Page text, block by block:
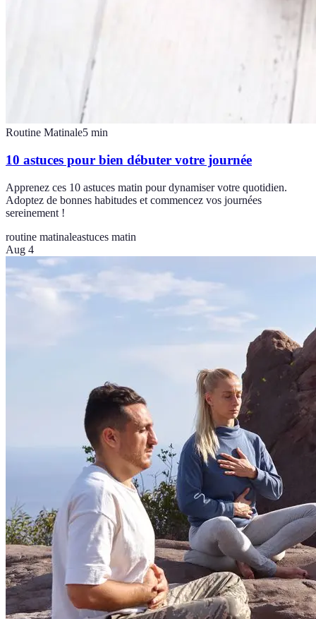
Routine Matinale5 min
10 astuces pour bien débuter votre journée
Apprenez ces 10 astuces matin pour dynamiser votre quotidien.
Adoptez de bonnes habitudes et commencez vos journées
sereinement !
routine matinaleastuces matin
Aug 4